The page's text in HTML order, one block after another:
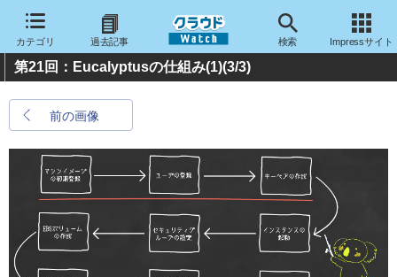
カテゴリ 過去記事 検索 Impressサイト
第21回：Eucalyptusの仕組み(1)(3/3)
前の画像